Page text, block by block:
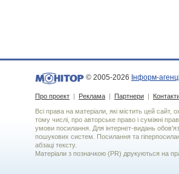
© 2005-2026 Інформ-
Про проект | Реклама | Партнери |
Всі права на матеріали, які містить цей сайт,
тому числі, про авторське право і суміжні
умови посилання. Для iнтернет-видань
пошукових систем. Посилання та
абзаці тексту.
Матеріали з позначкою (PR) друкуються на